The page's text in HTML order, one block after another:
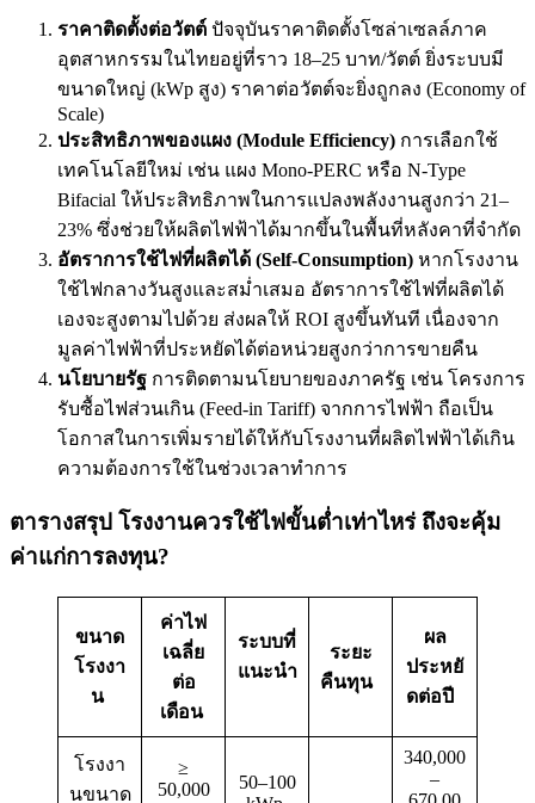
ราคาติดตั้งต่อวัตต์ ปัจจุบันราคาติดตั้งโซล่าเซลล์ภาค
อุตสาหกรรมในไทยอยู่ที่ราว 18–25 บาท/วัตต์ ยิ่งระบบมี
ขนาดใหญ่ (kWp สูง) ราคาต่อวัตต์จะยิ่งถูกลง (Economy of
Scale)
ประสิทธิภาพของแผง (Module Efficiency) การเลือกใช้
เทคโนโลยีใหม่ เช่น แผง Mono-PERC หรือ N-Type
Bifacial ให้ประสิทธิภาพในการแปลงพลังงานสูงกว่า 21–
23% ซึ่งช่วยให้ผลิตไฟฟ้าได้มากขึ้นในพื้นที่หลังคาที่จำกัด
อัตราการใช้ไฟที่ผลิตได้ (Self-Consumption) หากโรงงาน
ใช้ไฟกลางวันสูงและสม่ำเสมอ อัตราการใช้ไฟที่ผลิตได้
เองจะสูงตามไปด้วย ส่งผลให้ ROI สูงขึ้นทันที เนื่องจาก
มูลค่าไฟฟ้าที่ประหยัดได้ต่อหน่วยสูงกว่าการขายคืน
นโยบายรัฐ การติดตามนโยบายของภาครัฐ เช่น โครงการ
รับซื้อไฟส่วนเกิน (Feed-in Tariff) จากการไฟฟ้า ถือเป็น
โอกาสในการเพิ่มรายได้ให้กับโรงงานที่ผลิตไฟฟ้าได้เกิน
ความต้องการใช้ในช่วงเวลาทำการ
ตารางสรุป โรงงานควรใช้ไฟขั้นต่ำเท่าไหร่ ถึงจะคุ้ม
ค่าแก่การลงทุน?
ขนาด
โรงงา
น
ค่าไฟ
เฉลี่ย
ต่อ
เดือน
ระบบที่
แนะนำ
ระยะ
คืนทุน
ผล
ประหยั
ดต่อปี
โรงงา
นขนาด
≥
50,000
50–100
340,000
–